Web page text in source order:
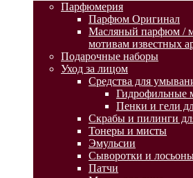
Парфюмерия
Парфюм Оригинал
Масляный парфюм /
мотивам известных
Подарочные наборы
Уход за лицом
Средства для
Гидрофильные
Пенки и гели
Скрабы и пилинги
Тонеры и мисты
Эмульсии
Сыворотки и
Патчи